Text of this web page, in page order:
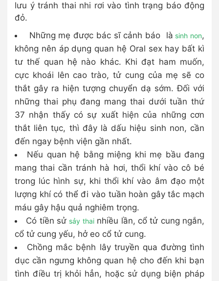
lưu ý tránh thai nhi rơi vào tình trạng báo động
đỏ.
Những mẹ được bác sĩ cảnh báo là sinh non,
không nên áp dụng quan hệ Oral sex hay bất kì
tư thế quan hệ nào khác. Khi đạt ham muốn,
cực khoái lên cao trào, tử cung của mẹ sẽ co
thắt gây ra hiện tượng chuyển dạ sớm. Đối với
những thai phụ đang mang thai dưới tuần thứ
37 nhận thấy có sự xuất hiện của những cơn
thắt liên tục, thì đây là dấu hiệu sinh non, cần
đến ngay bệnh viện gần nhất.
Nếu quan hệ bằng miệng khi mẹ bầu đang
mang thai cần tránh hà hơi, thổi khí vào cô bé
trong lúc hình sự, khi thổi khí vào âm đạo một
lượng khí có thể đi vào tuần hoàn gây tắc mạch
máu gây hậu quả nghiêm trọng.
Có tiền sử sảy thainhiều lần, cổ tử cung ngắn,
cổ tử cung yếu, hở eo cổ tử cung.
Chồng mắc bệnh lây truyền qua đường tình
dục cần ngưng không quan hệ cho đến khi bạn
tình điều trị khỏi hẳn, hoặc sử dụng biện pháp